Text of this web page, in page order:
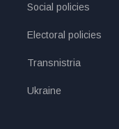
Social policies
Electoral policies
Transnistria
Ukraine